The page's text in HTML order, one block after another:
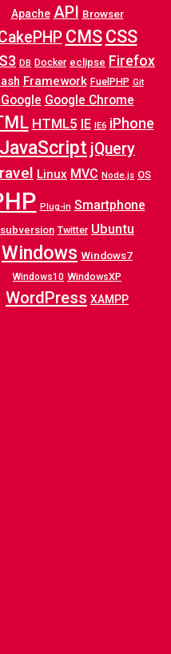
Apache API Browser
CMS CSS
DB Docker eclipse Firefox
Framework FuelPHP Git
Google Google Chrome
HTML5 IE IE6 iPhone
JavaScript jQuery
Linux MVC Node.js OS
Plug-in Smartphone
subversion Twitter Ubuntu
Windows Windows7
Windows10 WindowsXP
WordPress XAMPP